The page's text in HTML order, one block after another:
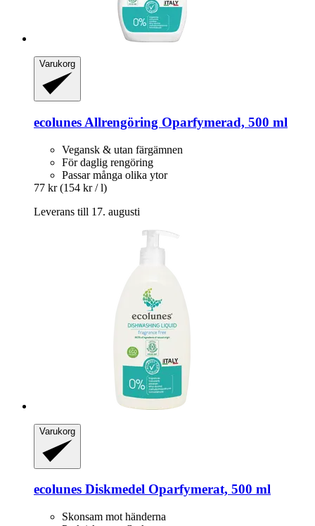
Varukorg
ecolunes Allrengöring Oparfymerad, 500 ml
Vegansk & utan färgämnen
För daglig rengöring
Passar många olika ytor
77 kr (154 kr / l)
Leverans till 17. augusti
Varukorg
ecolunes Diskmedel Oparfymerat, 500 ml
Skonsam mot händerna